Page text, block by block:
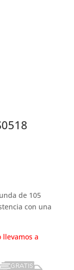
de 105
con una
llevamos a